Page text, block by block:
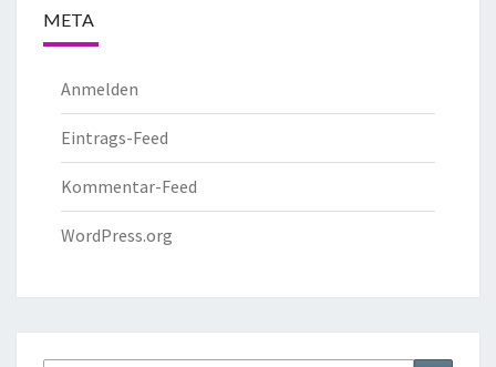
META
Anmelden
Eintrags-Feed
Kommentar-Feed
WordPress.org